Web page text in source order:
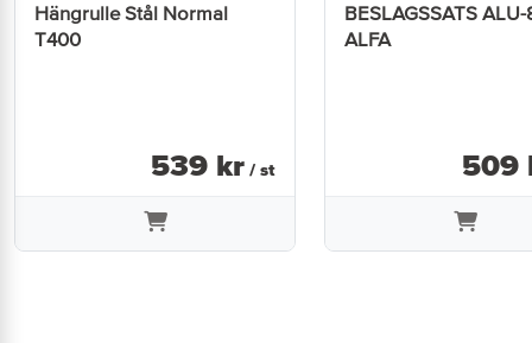
Hängrulle Stål Normal
T400
539 kr / st
BESLAGSSATS
ALFA
509